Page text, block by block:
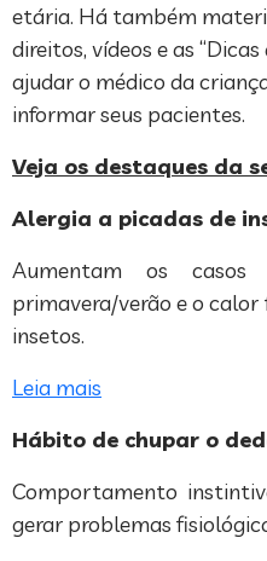
etária. Há também
direitos, vídeos e as
ajudar o médico da
informar seus pacientes.
Veja os destaques da
Alergia a picadas de
Aumentam os
primavera/verão e o
insetos.
Leia mais
Hábito de chupar o
Comportamento
gerar problemas